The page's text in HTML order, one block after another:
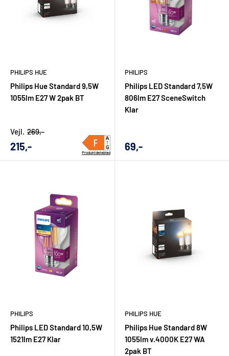
PHILIPS HUE
Philips Hue Standard 9,5W
1055lm E27 W 2pak BT
Udsalgs
215,-
Vejl. 269,-
Produktdatablad
PHILIPS
Philips LED Standard 7,5W
806lm E27 SceneSwitch
Klar
Udsalgs
69,-
PHILIPS
Philips LED Standard 10,5W
1521lm E27 Klar
PHILIPS HUE
Philips Hue Standard 8W
1055lm v.4000K E27 WA
2pak BT